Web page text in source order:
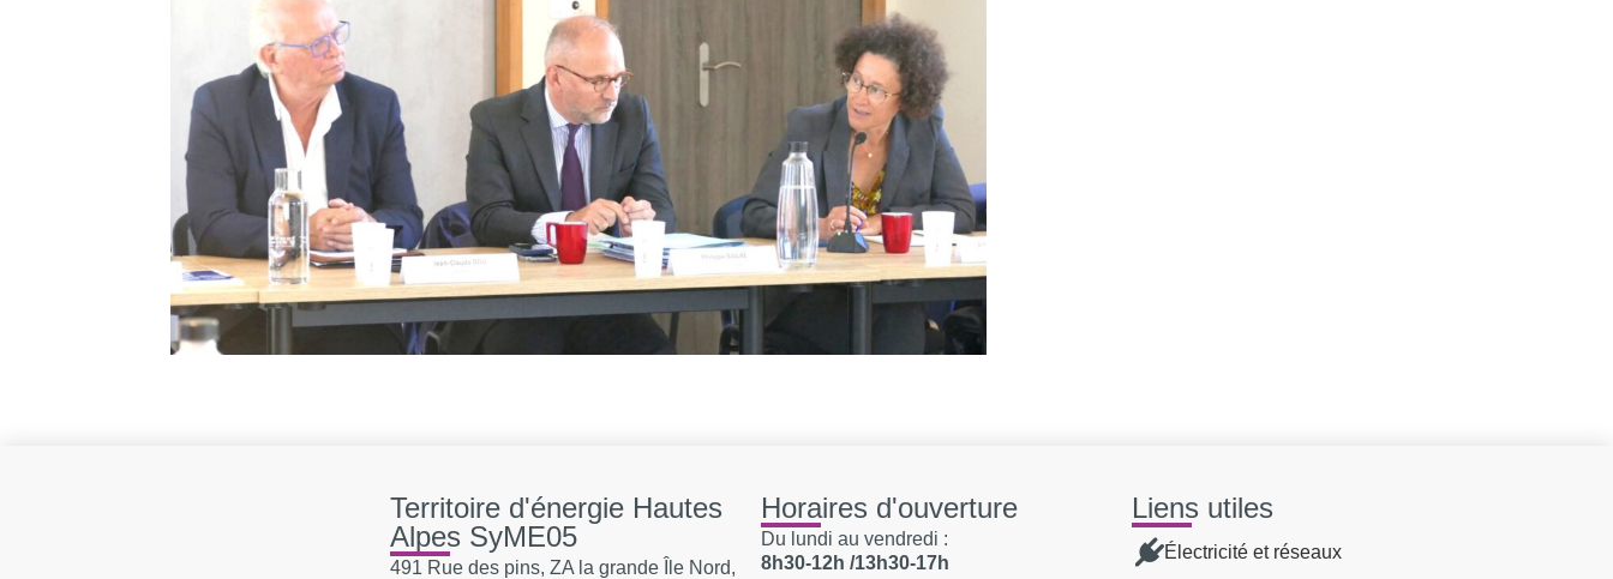
Territoire d'énergie Hautes
Alpes SyME05
491 Rue des pins, ZA la grande Île Nord,
Horaires d'ouverture
Du lundi au vendredi :
8h30-12h /13h30-17h
Liens utiles
Électricité et réseaux